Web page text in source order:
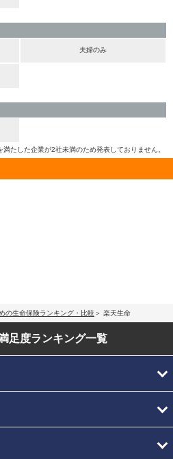
夫婦のみ
たした企業が2社未満のため発表しておりません。
の生命保険ランキング・比較 楽天生命
足度ランキング一覧